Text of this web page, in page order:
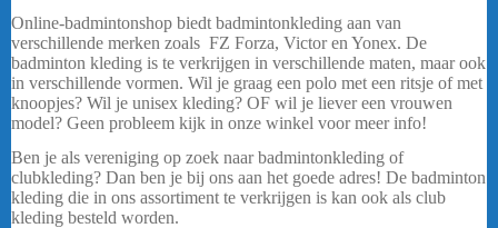
Online-badmintonshop biedt badmintonkleding aan van
verschillende merken zoals FZ Forza, Victor en Yonex. De
badminton kleding is te verkrijgen in verschillende maten, maar ook
in verschillende vormen. Wil je graag een polo met een ritsje of met
knoopjes? Wil je unisex kleding? OF wil je liever een vrouwen
model? Geen probleem kijk in onze winkel voor meer info!
Ben je als vereniging op zoek naar badmintonkleding of
clubkleding? Dan ben je bij ons aan het goede adres! De badminton
kleding die in ons assortiment te verkrijgen is kan ook als club
kleding besteld worden.